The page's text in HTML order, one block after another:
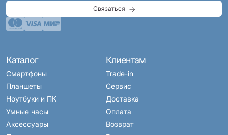
Связаться
Каталог
Смартфоны
Планшеты
Ноутбуки и ПК
Умные часы
Аксессуары
Клиентам
Trade-in
Сервис
Доставка
Оплата
Возврат